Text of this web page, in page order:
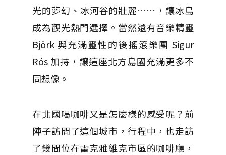
光的夢幻、冰河谷的壯麗……，讓冰島
成為觀光熱門選擇。當然還有音樂精靈
Björk 與充滿靈性的後搖滾樂團 Sigur
Rós 加持，讓這座北方島國充滿更多不
同想像。
在北國喝咖啡又是怎麼樣的感受呢？前
陣子訪問了這個城市，行程中，也走訪
了幾間位在雷克雅維克市區的咖啡廳，